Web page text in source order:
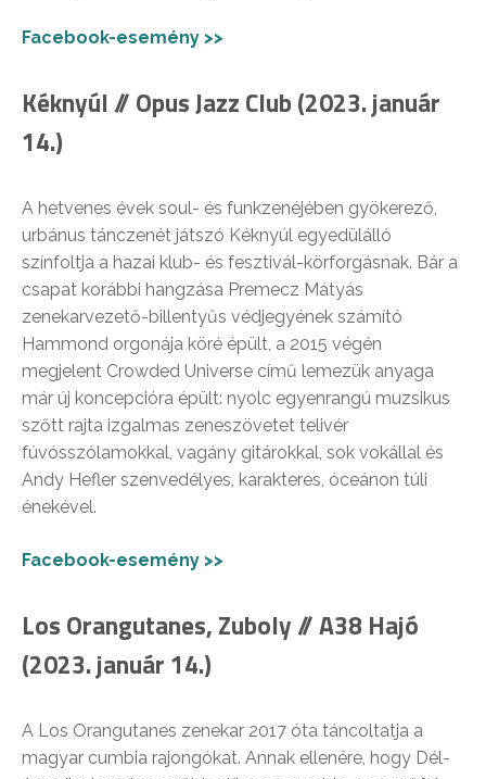
Facebook-esemény >>
Kéknyúl // Opus Jazz Club (2023. január
14.)
A hetvenes évek soul- és funkzenéjében gyökerező,
urbánus tánczenét játszó Kéknyúl egyedülálló
színfoltja a hazai klub- és fesztivál-körforgásnak. Bár a
csapat korábbi hangzása Premecz Mátyás
zenekarvezető-billentyűs védjegyének számító
Hammond orgonája köré épült, a 2015 végén
megjelent Crowded Universe című lemezük anyaga
már új koncepcióra épült: nyolc egyenrangú muzsikus
szőtt rajta izgalmas zeneszövetet telivér
fúvósszólamokkal, vagány gitárokkal, sok vokállal és
Andy Hefler szenvedélyes, karakteres, óceánon túli
énekével.
Facebook-esemény >>
Los Orangutanes, Zuboly // A38 Hajó
(2023. január 14.)
A Los Orangutanes zenekar 2017 óta táncoltatja a
magyar cumbia rajongókat. Annak ellenére, hogy Dél-